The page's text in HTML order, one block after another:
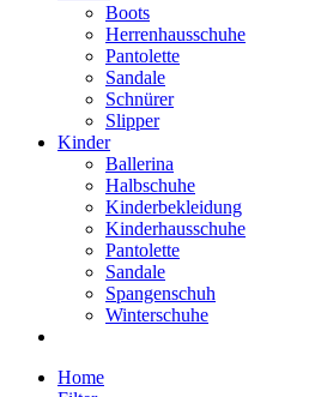
Boots
Herrenhausschuhe
Pantolette
Sandale
Schnürer
Slipper
Kinder
Ballerina
Halbschuhe
Kinderbekleidung
Kinderhausschuhe
Pantolette
Sandale
Spangenschuh
Winterschuhe
Home